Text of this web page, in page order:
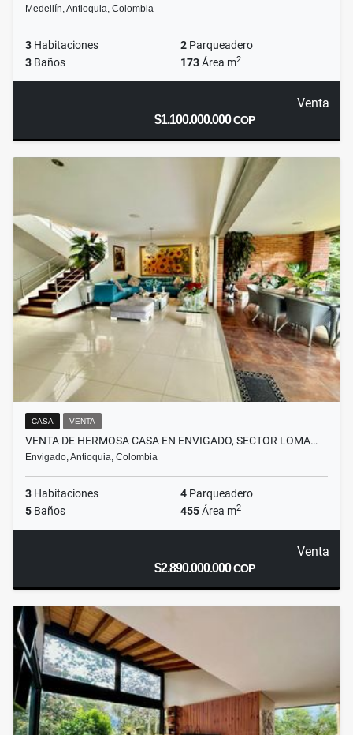
Medellín, Antioquia, Colombia
3 Habitaciones 2 Parqueadero
3 Baños 173Área m2
Venta
$1.100.000.000COP
CASA VENTA
VENTA DE HERMOSA CASA EN ENVIGADO, SECTOR LOMA…
Envigado, Antioquia, Colombia
3 Habitaciones 4 Parqueadero
5 Baños 455Área m2
Venta
$2.890.000.000COP